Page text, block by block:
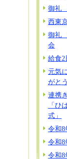
御礼
西東
御礼
会
給食2
元気
がとう
連携
「ひ
式」
令和8
令和8
令和